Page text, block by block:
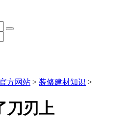
方网站 > 装修建材知识 >
刀刃上